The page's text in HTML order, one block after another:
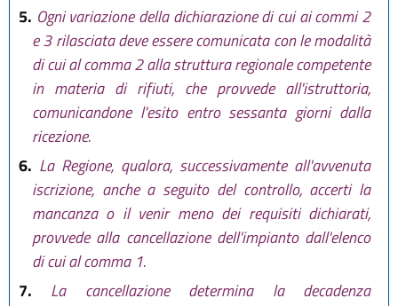
5. Ogni variazione della dichiarazione di cui ai commi 2
e 3 rilasciata deve essere comunicata con le modalità
di cui al comma 2 alla struttura regionale competente
in materia di rifiuti, che provvede all'istruttoria,
comunicandone l'esito entro sessanta giorni dalla
ricezione.
6. La Regione, qualora, successivamente all'avvenuta
iscrizione, anche a seguito del controllo, accerti la
mancanza o il venir meno dei requisiti dichiarati,
provvede alla cancellazione dell'impianto dall'elenco
di cui al comma 1.
7.
La cancellazione determina la decadenza